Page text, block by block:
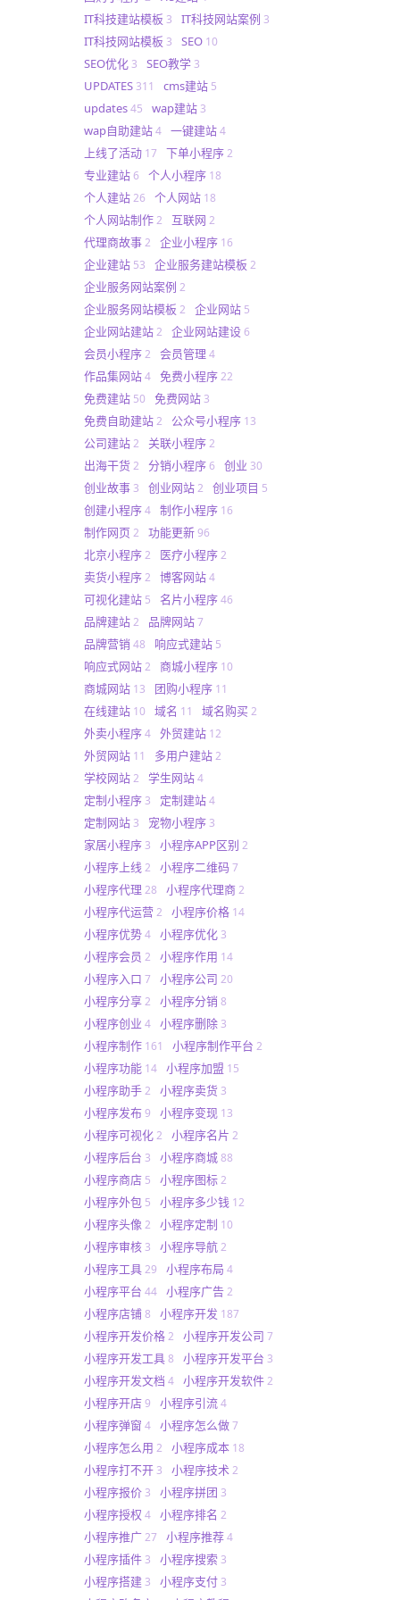
IT科技建站模板 3 IT科技网站案例 3
IT科技网站模板 3 SEO 10
SEO优化 3 SEO教学 3
UPDATES 311 cms建站 5
updates 45 wap建站 3
wap自助建站 4 一键建站 4
上线了活动 17 下单小程序 2
专业建站 6 个人小程序 18
个人建站 26 个人网站 18
个人网站制作 2 互联网 2
代理商故事 2 企业小程序 16
企业建站 53 企业服务建站模板 2
企业服务网站案例 2
企业服务网站模板 2 企业网站 5
企业网站建站 2 企业网站建设 6
会员小程序 2 会员管理 4
作品集网站 4 免费小程序 22
免费建站 50 免费网站 3
免费自助建站 2 公众号小程序 13
公司建站 2 关联小程序 2
出海干货 2 分销小程序 6 创业 30
创业故事 3 创业网站 2 创业项目 5
创建小程序 4 制作小程序 16
制作网页 2 功能更新 96
北京小程序 2 医疗小程序 2
卖货小程序 2 博客网站 4
可视化建站 5 名片小程序 46
品牌建站 2 品牌网站 7
品牌营销 48 响应式建站 5
响应式网站 2 商城小程序 10
商城网站 13 团购小程序 11
在线建站 10 域名 11 域名购买 2
外卖小程序 4 外贸建站 12
外贸网站 11 多用户建站 2
学校网站 2 学生网站 4
定制小程序 3 定制建站 4
定制网站 3 宠物小程序 3
家居小程序 3 小程序APP区别 2
小程序上线 2 小程序二维码 7
小程序代理 28 小程序代理商 2
小程序代运营 2 小程序价格 14
小程序优势 4 小程序优化 3
小程序会员 2 小程序作用 14
小程序入口 7 小程序公司 20
小程序分享 2 小程序分销 8
小程序创业 4 小程序删除 3
小程序制作 161 小程序制作平台 2
小程序功能 14 小程序加盟 15
小程序助手 2 小程序卖货 3
小程序发布 9 小程序变现 13
小程序可视化 2 小程序名片 2
小程序后台 3 小程序商城 88
小程序商店 5 小程序图标 2
小程序外包 5 小程序多少钱 12
小程序头像 2 小程序定制 10
小程序审核 3 小程序导航 2
小程序工具 29 小程序布局 4
小程序平台 44 小程序广告 2
小程序店铺 8 小程序开发 187
小程序开发价格 2 小程序开发公司 7
小程序开发工具 8 小程序开发平台 3
小程序开发文档 4 小程序开发软件 2
小程序开店 9 小程序引流 4
小程序弹窗 4 小程序怎么做 7
小程序怎么用 2 小程序成本 18
小程序打不开 3 小程序技术 2
小程序报价 3 小程序拼团 3
小程序授权 4 小程序排名 2
小程序推广 27 小程序推荐 4
小程序插件 3 小程序搜索 3
小程序搭建 3 小程序支付 3